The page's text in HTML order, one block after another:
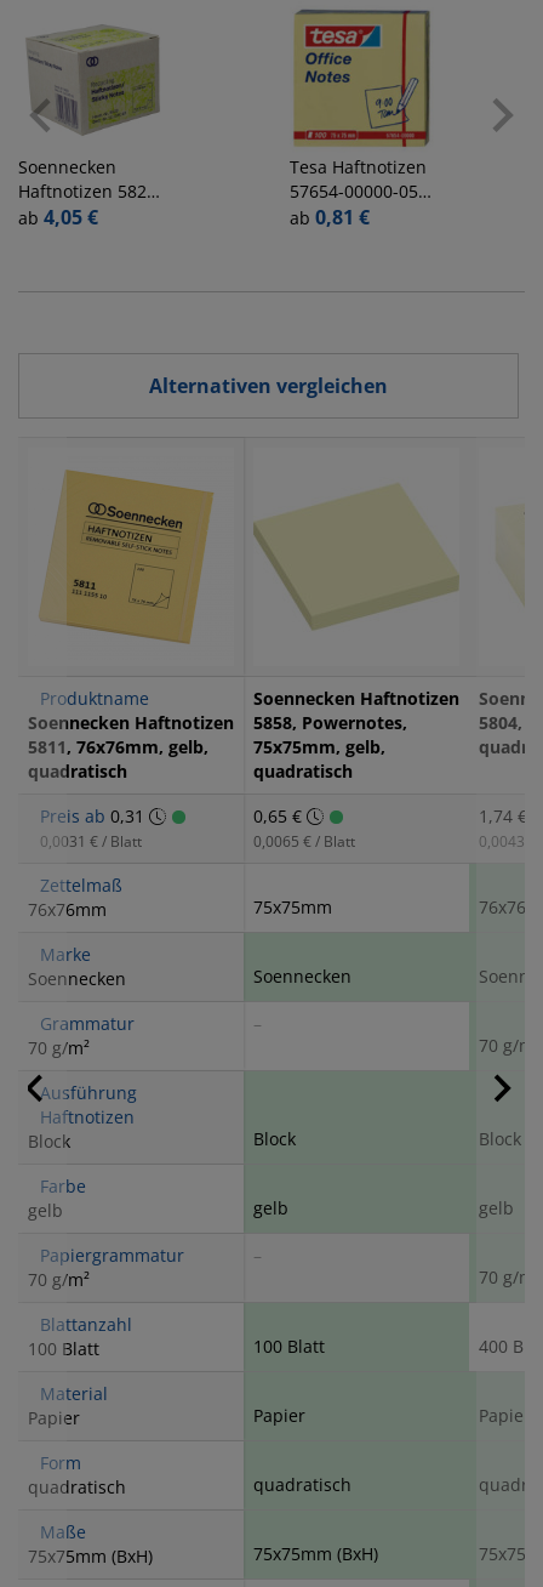
Soennecken
Haftnotizen 5829,
oeco Recycling,
ab 4,05 €
Tesa Haftnotizen
57654-00000-05,
Office Notes,
ab 0,81 €
Alternativen vergleichen
Produktname
Soennecken Haftnotizen
5811, 76x76mm, gelb,
quadratisch
Soennecken Haftnotizen
5858, Powernotes,
75x75mm, gelb,
quadratisch
5804,
Preis ab 0,31
0,0031 € / Blatt
0,65 €
0,0065 € / Blatt
1,74 €
0,0043 €
Zettelmaß
76x76mm
75x75mm
Marke
Soennecken
Soennecken
Grammatur
70 g/m²
–
70 g/m²
Ausführung
Haftnotizen
Block
Block Block
Farbe
gelb
gelb gelb
Papiergrammatur
70 g/m²
–
70 g/m²
Blattanzahl
100 Blatt
100 Blatt 400
Material
Papier
Papier Papier
Form
quadratisch
quadratisch
Maße
75x75mm (BxH)
75x75mm (BxH)